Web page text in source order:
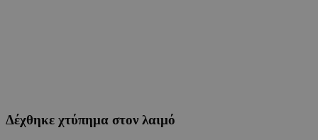
Δέχθηκε χτύπημα στον λαιμό